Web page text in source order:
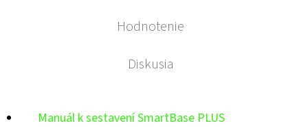
Hodnotenie
Diskusia
Manuál k sestavení SmartBase PLUS